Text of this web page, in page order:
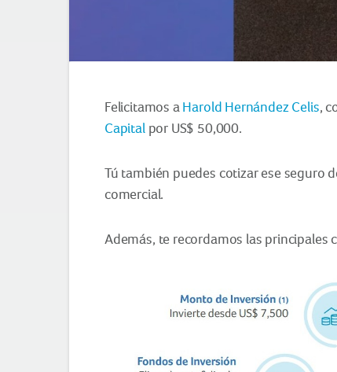
Felicitamos a Harold Hernández Celis,
Capitalpor US$ 50,000.
Tú también puedes cotizar ese seguro
comercial.
Además, te recordamos las principales